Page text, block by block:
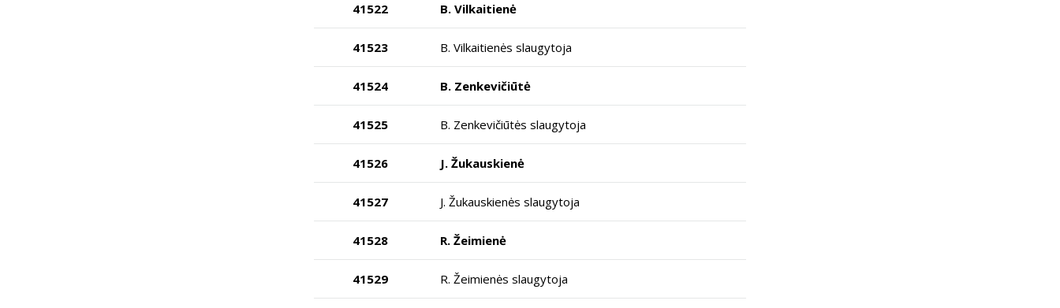
41522 B. Vilkaitienė
41523 B. Vilkaitienės slaugytoja
41524 B. Zenkevičiūtė
41525 B. Zenkevičiūtės slaugytoja
41526 J. Žukauskienė
41527 J. Žukauskienės slaugytoja
41528 R. Žeimienė
41529 R. Žeimienės slaugytoja